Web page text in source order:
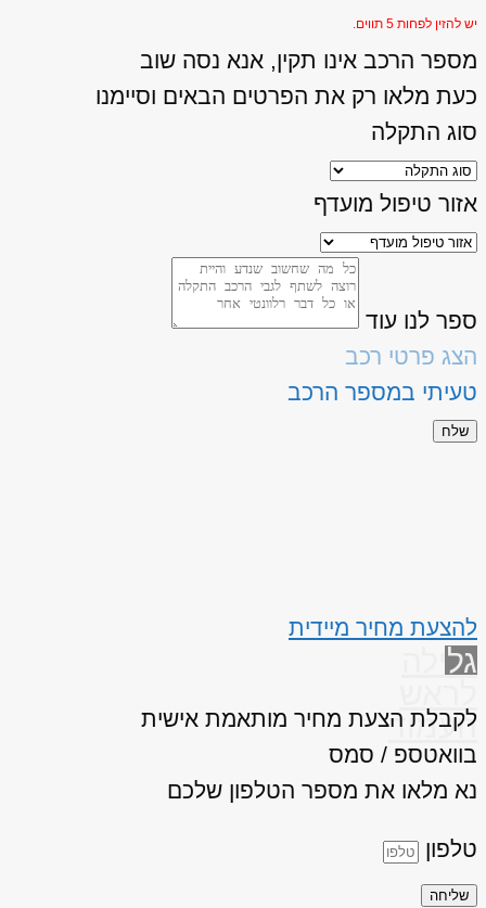
יש להזין לפחות 5 תווים.
מספר הרכב אינו תקין, אנא נסה שוב
כעת מלאו רק את הפרטים הבאים וסיימנו
סוג התקלה
אזור טיפול מועדף
ספר לנו עוד
הצג פרטי רכב
טעיתי במספר הרכב
שלח
להצעת מחיר מיידית
גלילה
העמוד
לקבלת הצעת מחיר מותאמת אישית
בוואטספ / סמס
נא מלאו את מספר הטלפון שלכם
טלפון
שליחה